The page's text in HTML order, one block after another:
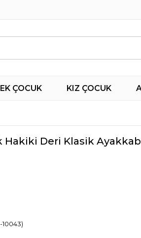
ÇOCUK KIZ ÇOCUK
Hakiki Deri Klasik
10043)